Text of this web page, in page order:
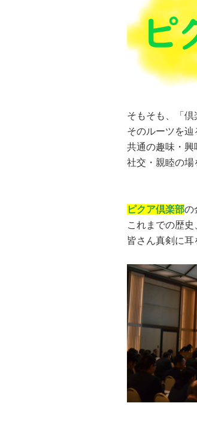
そもそも、「倶
そのルーツを辿
共通の趣味・興
社交・親睦の場
ピクア倶楽部の
これまでの歴史
皆さん真剣に耳